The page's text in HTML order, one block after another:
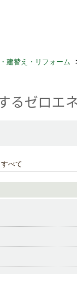
建替え・リフォーム
るゼロエ
べて